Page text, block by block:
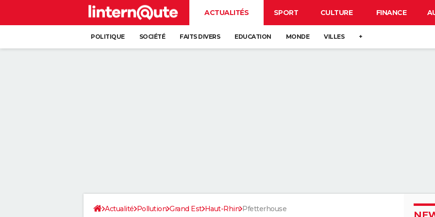
ACTUALITÉS SPORT CULTURE FINANCE
POLITIQUE SOCIÉTÉ FAITS DIVERS EDUCATION MONDE VILLES +
Actualité Pollution Grand Est Haut-Rhin Pfetterhouse